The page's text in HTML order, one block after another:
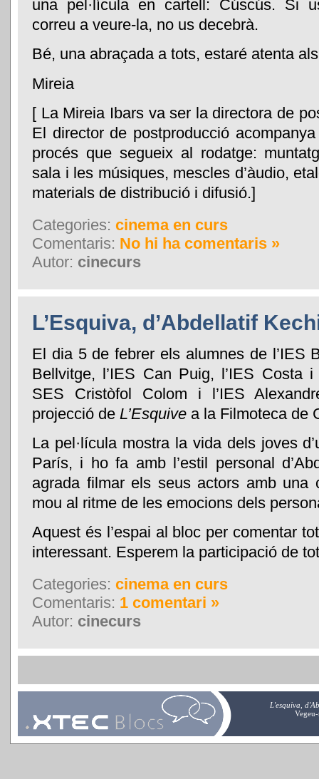
una pel·lícula en cartell: Cúscús. Si
correu a veure-la, no us decebrà.
Bé, una abraçada a tots, estaré atenta
Mireia
[ La Mireia Ibars va ser la directora de
El director de postproducció
procés que segueix al rodatge:
sala i les músiques, mescles d’àudio,
materials de distribució i difusió.]
Categories: cinema en curs
Comentaris: No hi ha comentaris »
Autor: cinecurs
L’Esquiva, d’Abdellatif
El dia 5 de febrer els alumnes de l’IES
Bellvitge, l’IES Can Puig, l’IES Costa
SES Cristòfol Colom i l’IES
projecció de L’Esquive a la Filmoteca de
La pel·lícula mostra la vida dels joves
París, i ho fa amb l’estil personal
agrada filmar els seus actors amb una
mou al ritme de les emocions dels
Aquest és l’espai al bloc per comentar
interessant. Esperem la participació de
Categories: cinema en curs
Comentaris: 1 comentari »
Autor: cinecurs
L'esquiva,